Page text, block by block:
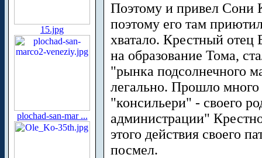
15.jpg
plochad-san-mar ...
Поэтому и привел Сони
поэтому его там
хватало. Крестный отец
на образование Тома,
"рынка подсолнечного
легально. Прошло много
"консильери" - своего
администрации"
этого действия своего
посмел.